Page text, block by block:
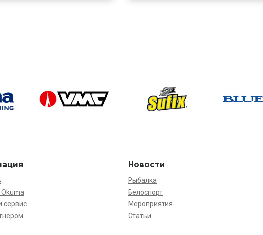
сервис
Новости
Рыбалка
Велоспорт
Мероприятия
Статьи